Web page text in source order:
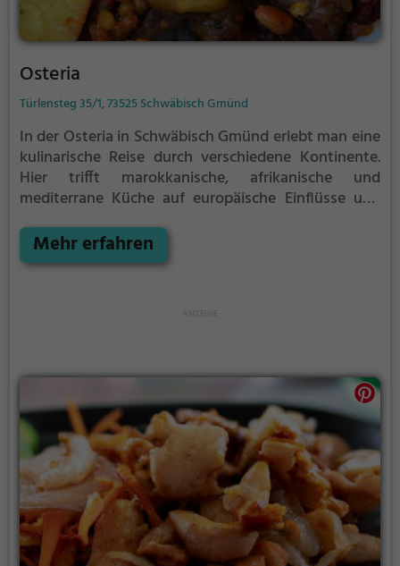
Osteria
Türlensteg 35/1, 73525 Schwäbisch Gmünd
In der Osteria in Schwäbisch Gmünd erlebt man eine
kulinarische Reise durch verschiedene Kontinente.
Hier trifft marokkanische, afrikanische und
mediterrane Küche auf europäische Einflüsse und
Meeresfrüchte, Fisch, gesunde, vegane und
vegetarische Gerichte. Dazu werden erfrischende
Mehr erfahren